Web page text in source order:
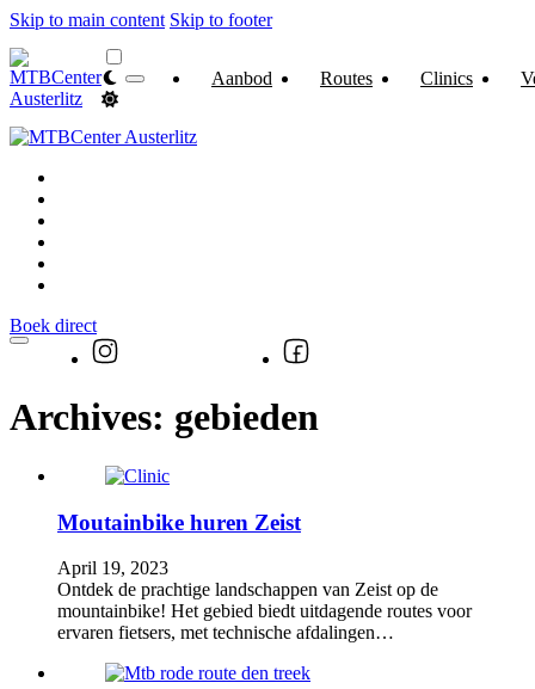
Skip to main content Skip to footer
Aanbod Routes Clinics
Boek direct
Archives: gebieden
Moutainbike huren Zeist
April 19, 2023
Ontdek de prachtige landschappen van Zeist op de
mountainbike! Het gebied biedt uitdagende routes voor
ervaren fietsers, met technische afdalingen…